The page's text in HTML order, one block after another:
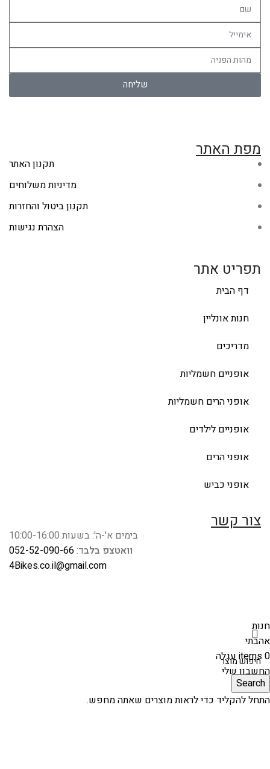
שליחה
מפת האתר
תקנון האתר
מדיניות משלוחים
תקנון ביטול והחזרות
הצהרת נגישות
תפריט אתר
דף הבית
חנות אונליין
מדריכים
אופניים חשמליות
אופני הרים חשמליות
אופניים לילדים
אופני הרים
אופני כביש
צור קשר
בימים א'-ה': בשעות 10:00-16:00
וואטצפ בלבד:052-52-090-66
4Bikes.co.il@gmail.com
Search
התחל להקליד כדי לראות מוצרים שאתה מחפש.
חנות
אהבתי
0
itemsעגלה
החשבון שלי